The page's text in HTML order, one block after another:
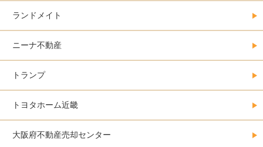
ランドメイト
ニーナ不動産
トランプ
トヨタホーム近畿
大阪府不動産売却センター